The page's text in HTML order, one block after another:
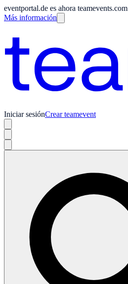
eventportal.de es ahora teamevents.com
Más información
Iniciar sesiónCrear teamevent